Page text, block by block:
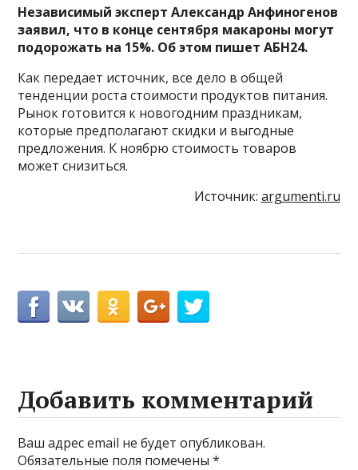
Независимый эксперт Александр Анфиногенов
заявил, что в конце сентября макароны могут
подорожать на 15%. Об этом пишет АБН24.
Как передает источник, все дело в общей
тенденции роста стоимости продуктов питания.
Рынок готовится к новогодним праздникам,
которые предполагают скидки и выгодные
предложения. К ноябрю стоимость товаров
может снизиться.
Источник: argumenti.ru
Добавить комментарий
Ваш адрес email не будет опубликован.
Обязательные поля помечены*